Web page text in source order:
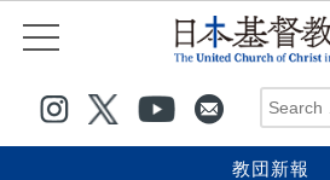
教団新報